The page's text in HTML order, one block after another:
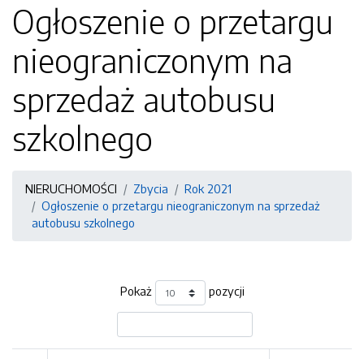
Ogłoszenie o przetargu
nieograniczonym na
sprzedaż autobusu
szkolnego
NIERUCHOMOŚCI Zbycia
Rok 2021
Ogłoszenie o przetargu nieograniczonym na sprzedaż
autobusu szkolnego
Pokaż pozycji